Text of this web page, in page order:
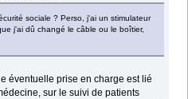
sociale ? Perso, j'ai un stimulateur
j'ai dû changé le câble ou le boîtier,
éventuelle prise en charge est lié
sur le suivi de patients